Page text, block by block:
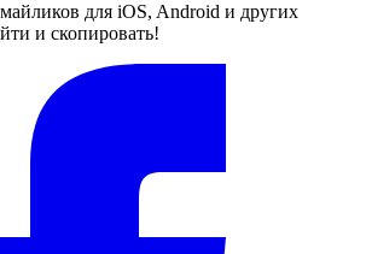
для iOS, Android и других
и скопировать!